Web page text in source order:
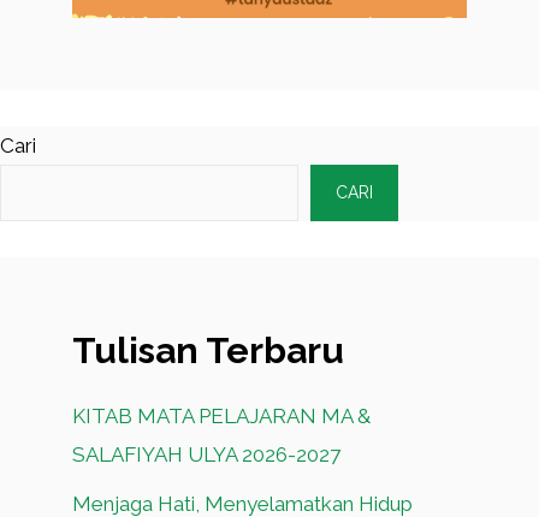
Cari
CARI
Tulisan Terbaru
KITAB MATA PELAJARAN MA &
SALAFIYAH ULYA 2026-2027
Menjaga Hati, Menyelamatkan Hidup